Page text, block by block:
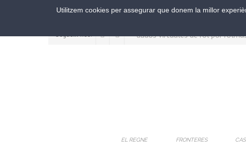
Segueix-nos:
EL REGNE FRONTERES
Utilitzem cookies per assegurar que donem la millor